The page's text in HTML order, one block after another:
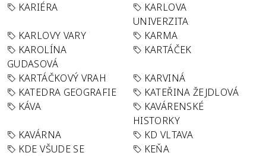
KARIÉRA
KARLOVA
UNIVERZITA
KARLOVY VARY
KARMA
KAROLÍNA
GUDASOVÁ
KARTÁČEK
KARTÁČKOVÝ VRAH
KARVINÁ
KATEDRA GEOGRAFIE
KATEŘINA ŽEJDLOVÁ
KÁVA
KAVÁRENSKÉ
HISTORKY
KAVÁRNA
KD VLTAVA
KDE VŠUDE SE
KEŇA